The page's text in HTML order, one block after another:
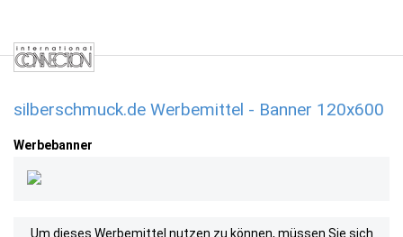
silberschmuck.de Werbemittel - Banner 120x600
Werbebanner
Um dieses Werbemittel nutzen zu können, müssen Sie sich